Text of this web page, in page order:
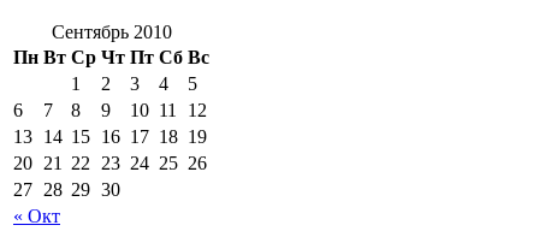
Сентябрь 2010
Пн Вт Ср Чт Пт Сб Вс
« Окт
1 2 3 4
5
6
7 8 9 10 11
12
13 14 15 16 17 18 19
20 21 22 23 24 25 26
27 28 29 30